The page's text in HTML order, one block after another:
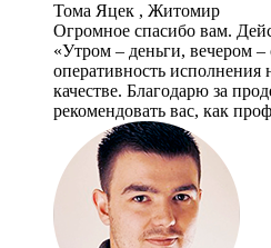
Тома Яцек , Житомир
Огромное спасибо вам.
«Утром – деньги, вечером –
оперативность исполнения
качестве. Благодарю за
рекомендовать вас, как